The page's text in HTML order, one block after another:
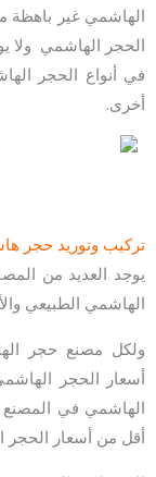
الهاشمي غير باهظة
الحجر الهاشمي ولا
في أنواع الحجر
أخرى.
تركيب وتوريد حجر
يوجد العديد من
الهاشمي الطبيعي
ولكل مصنع حجر
أقل من أسعار الحجر